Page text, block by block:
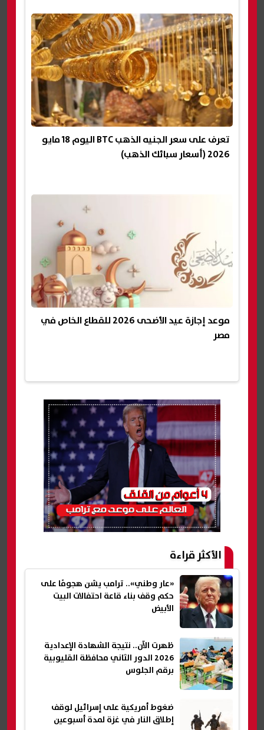
تعرف على سعر الجنيه الذهب BTC اليوم 18 مايو
2026 (أسعار سبائك الذهب)
موعد إجازة عيد الأضحى 2026 للقطاع الخاص في
مصر
الأكثر قراءة
«عار وطني».. ترامب يشن هجومًا على
حكم وقف بناء قاعة احتفالات البيت
الأبيض
ظهرت الآن.. نتيجة الشهادة الإعدادية
2026 الدور الثاني محافظة القليوبية
برقم الجلوس
ضغوط أمريكية على إسرائيل لوقف
إطلاق النار في غزة لمدة أسبوعين